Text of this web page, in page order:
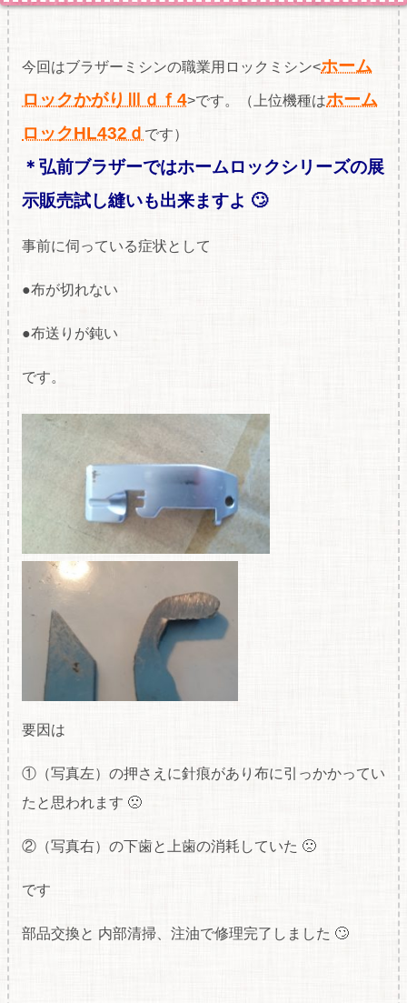
今回はブラザーミシンの職業用ロックミシン<ホーム
ロックかがりⅢｄｆ4>です。（上位機種はホーム
ロックHL432ｄ です）
＊弘前ブラザーではホームロックシリーズの展
示販売試し縫いも出来ますよ 🙄
事前に伺っている症状として
●布が切れない
●布送りが鈍い
です。
要因は
①（写真左）の押さえに針痕があり布に引っかかってい
たと思われます 🙁
②（写真右）の下歯と上歯の消耗していた 🙁
です
部品交換と 内部清掃、注油で修理完了しました 🙄